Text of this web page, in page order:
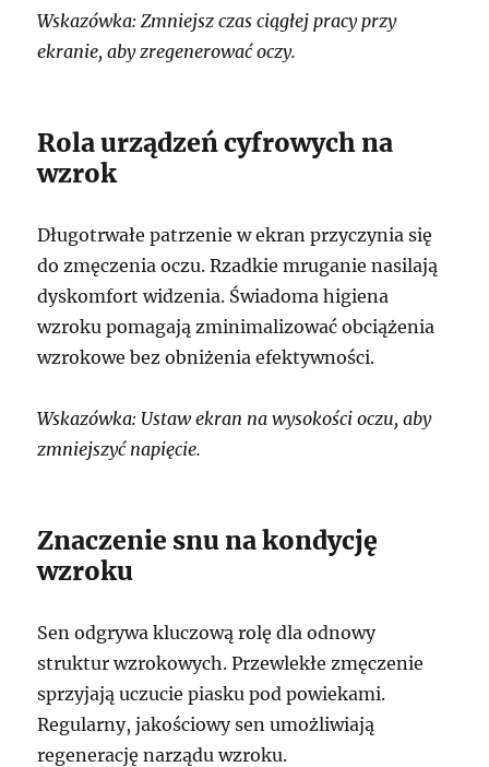
Wskazówka: Zmniejsz czas ciągłej pracy przy
ekranie, aby zregenerować oczy.
Rola urządzeń cyfrowych na
wzrok
Długotrwałe patrzenie w ekran przyczynia się
do zmęczenia oczu. Rzadkie mruganie nasilają
dyskomfort widzenia. Świadoma higiena
wzroku pomagają zminimalizować obciążenia
wzrokowe bez obniżenia efektywności.
Wskazówka: Ustaw ekran na wysokości oczu, aby
zmniejszyć napięcie.
Znaczenie snu na kondycję
wzroku
Sen odgrywa kluczową rolę dla odnowy
struktur wzrokowych. Przewlekłe zmęczenie
sprzyjają uczucie piasku pod powiekami.
Regularny, jakościowy sen umożliwiają
regenerację narządu wzroku.